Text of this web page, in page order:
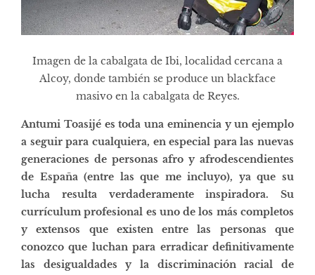
Imagen de la cabalgata de Ibi, localidad cercana a
Alcoy, donde también se produce un blackface
masivo en la cabalgata de Reyes.
Antumi Toasijé es toda una eminencia y un ejemplo
a seguir para cualquiera, en especial para las nuevas
generaciones de personas afro y afrodescendientes
de España (entre las que me incluyo), ya que su
lucha resulta verdaderamente inspiradora. Su
currículum profesional es uno de los más completos
y extensos que existen entre las personas que
conozco que luchan para erradicar definitivamente
las desigualdades y la discriminación racial de